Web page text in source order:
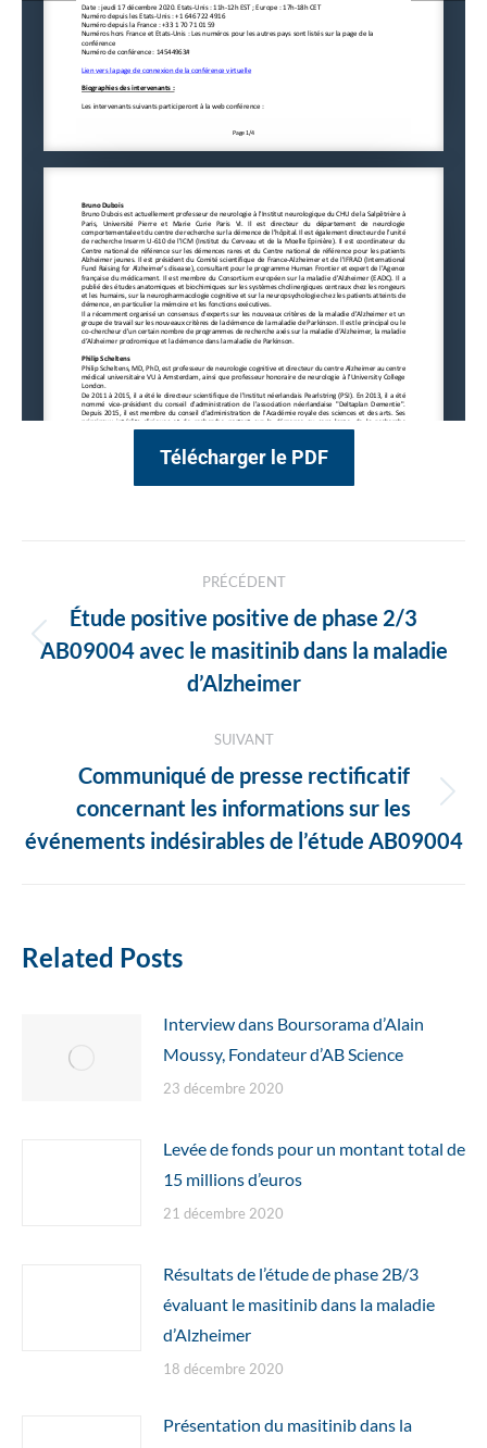
Télécharger le PDF
des
articles
PRÉCÉDENT
Article
précédent
Étude positive positive de phase 2/3
AB09004 avec le masitinib dans la maladie
d’Alzheimer
SUIVANT
Article
suivant
Communiqué de presse rectificatif
concernant les informations sur les
événements indésirables de l’étude AB09004
Related Posts
Interview dans Boursorama d’Alain
Moussy, Fondateur d’AB Science
23 décembre 2020
Levée de fonds pour un montant total de
15 millions d’euros
21 décembre 2020
Résultats de l’étude de phase 2B/3
évaluant le masitinib dans la maladie
d’Alzheimer
18 décembre 2020
Présentation du masitinib dans la